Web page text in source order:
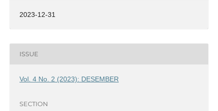
2023-12-31
ISSUE
Vol. 4 No. 2 (2023): DESEMBER
SECTION